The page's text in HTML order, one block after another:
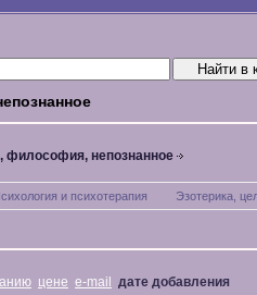
философия, непознанное
и психотерапия Эзотерика,
цене e-mail дате добавления